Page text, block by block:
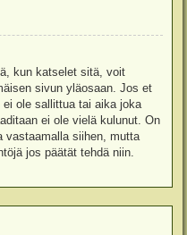
kun katselet sitä, voit
sivun yläosaan. Jos et
ole sallittua tai aika joka
ei ole vielä kulunut. On
vastaamalla siihen, mutta
jos päätät tehdä niin.